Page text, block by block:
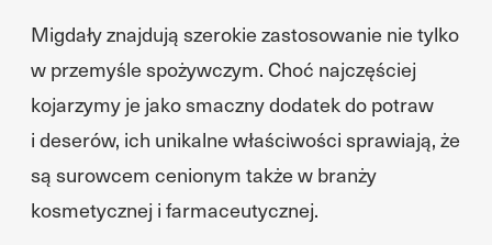
Migdały znajdują szerokie zastosowanie nie tylko
w przemyśle spożywczym. Choć najczęściej
kojarzymy je jako smaczny dodatek do potraw
i deserów, ich unikalne właściwości sprawiają, że
są surowcem cenionym także w branży
kosmetycznej i farmaceutycznej.